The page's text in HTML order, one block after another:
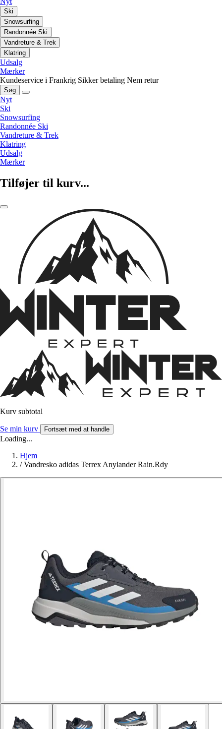
Ski
Snowsurfing
Randonnée Ski
Vandreture & Trek
Klatring
Udsalg
Mærker
Kundeservice i Frankrig Sikker betaling Nem retur
Søg
Nyt
Ski
Snowsurfing
Randonnée Ski
Vandreture & Trek
Klatring
Udsalg
Mærker
Tilføjer til kurv...
Kurv subtotal
Se min kurv Fortsæt med at handle
Loading...
Hjem
/ Vandresko adidas Terrex Anylander Rain.Rdy